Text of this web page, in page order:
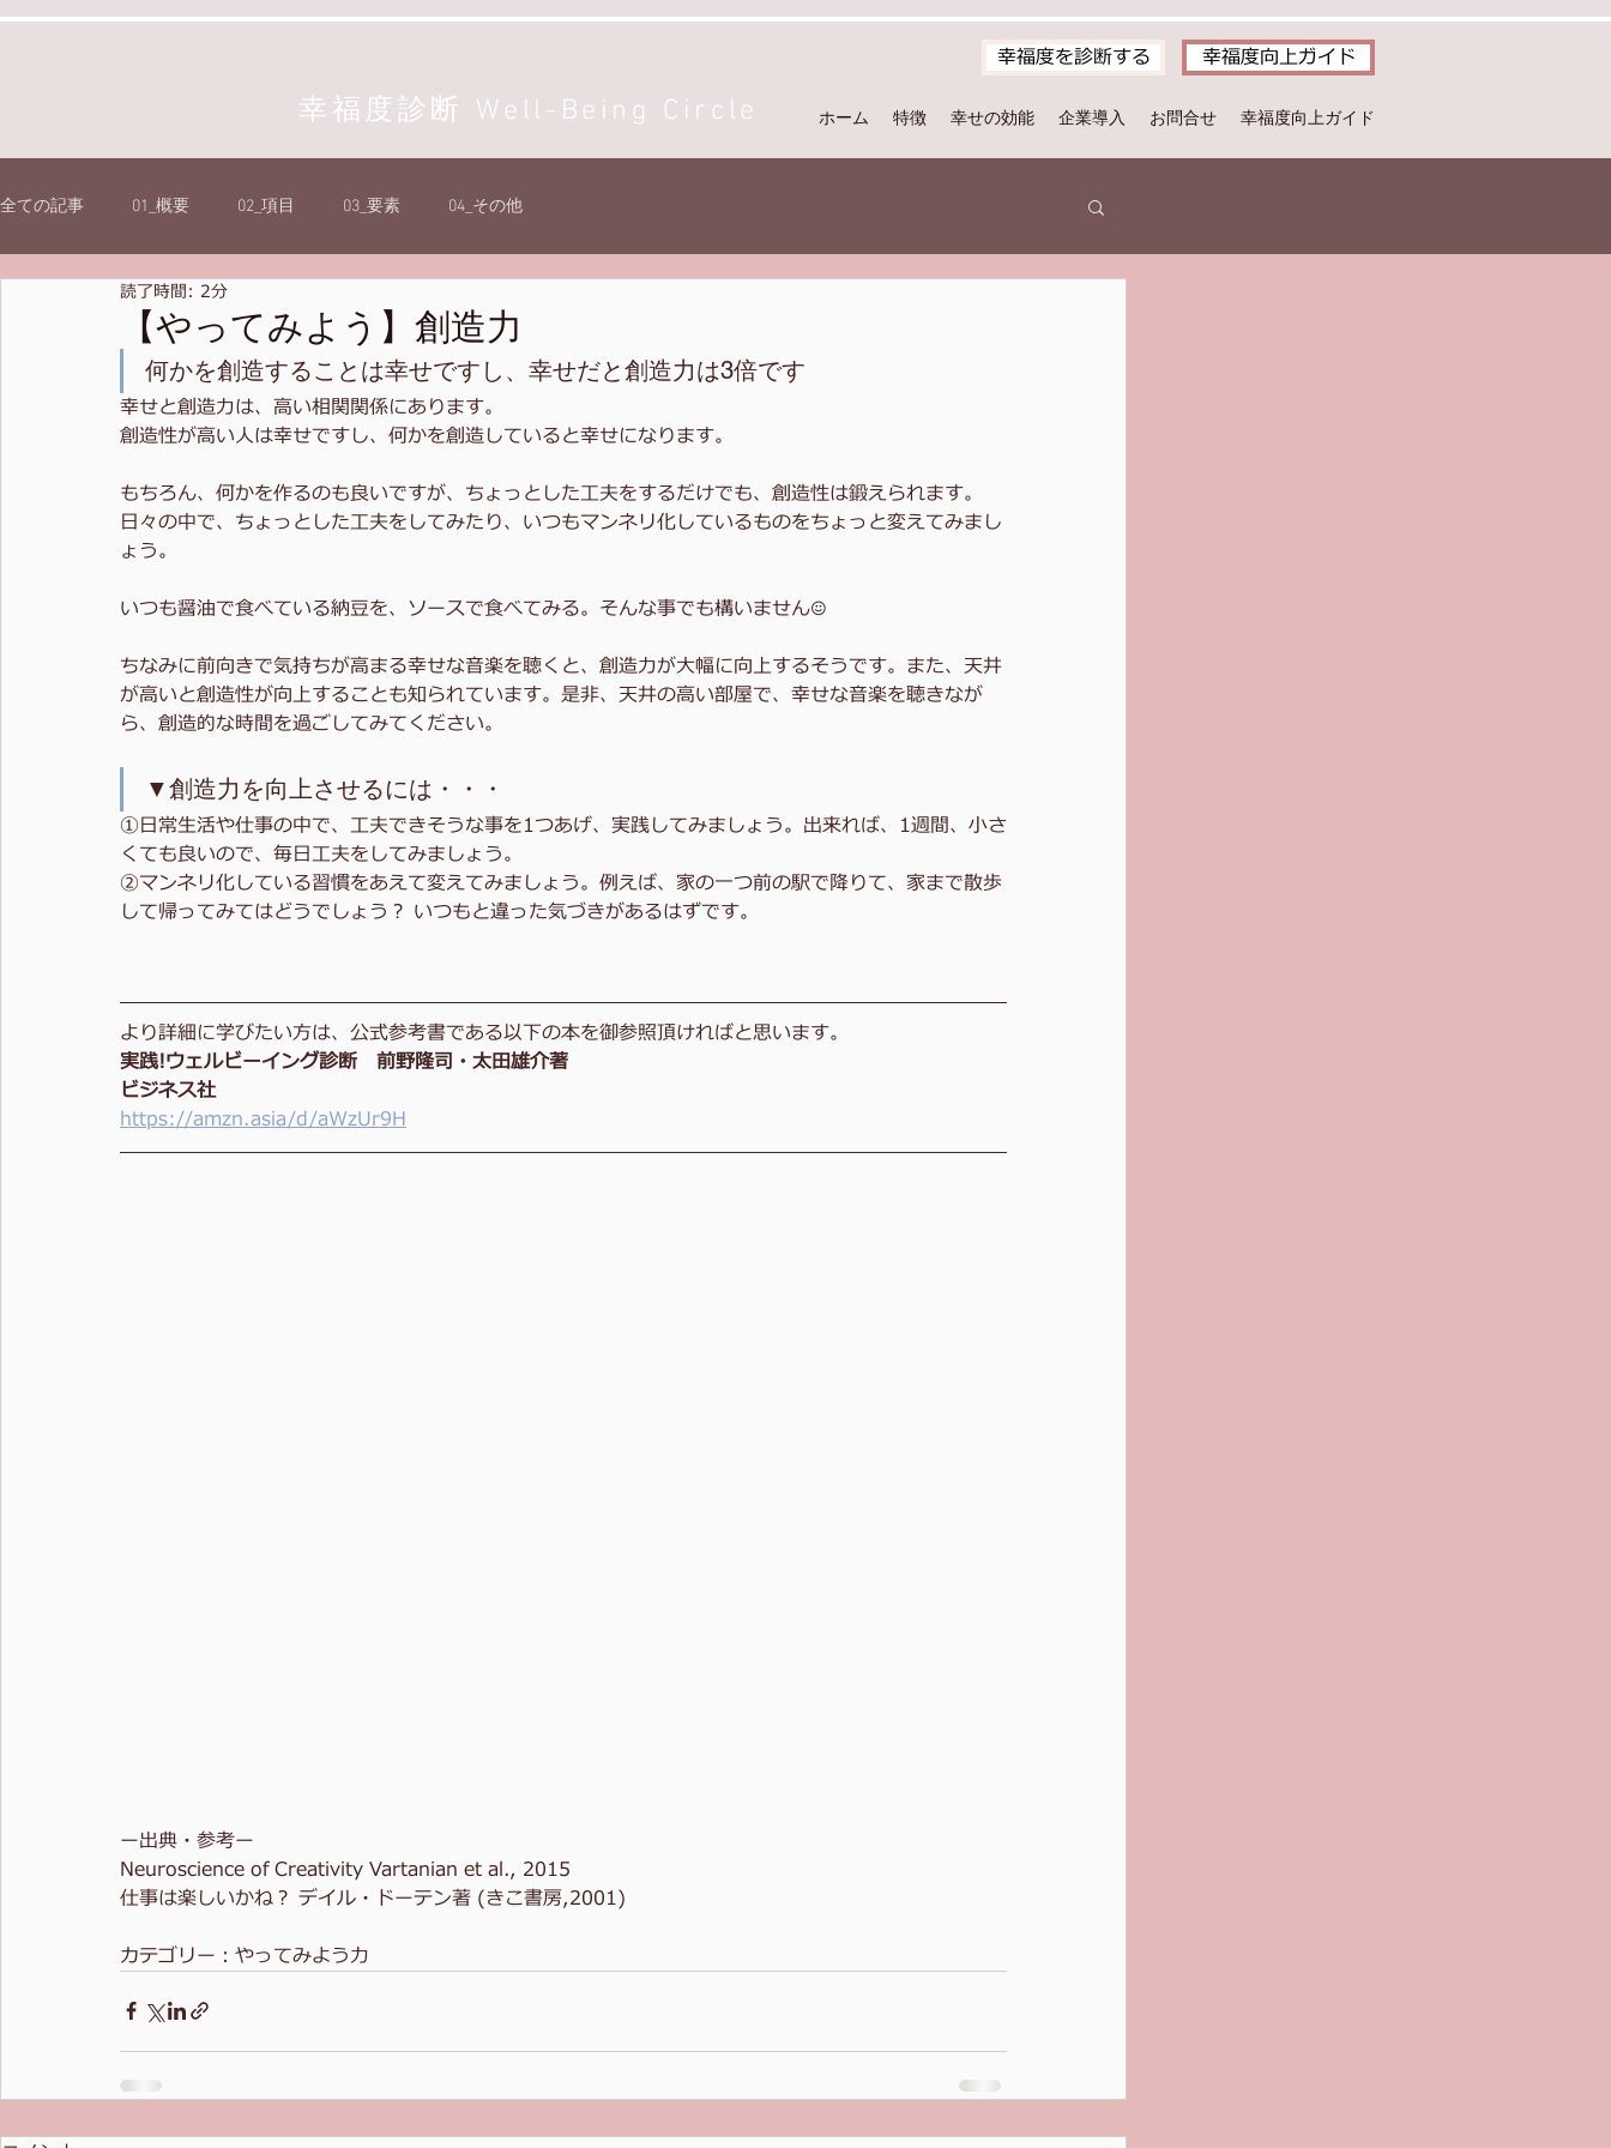
幸福度を診断する 幸福度向上ガイド
幸福度診断 Well-Being Circle ホーム 特徴 幸せの効能 企業導入 お問合せ 幸福度向上ガイド
全ての記事 01_概要 02_項目 03_要素 04_その他
【やってみよう】創造力
読了時間: 2分
何かを創造することは幸せですし、幸せだと創造力は3倍です
幸せと創造力は、高い相関関係にあります。
創造性が高い人は幸せですし、何かを創造していると幸せになります。
もちろん、何かを作るのも良いですが、ちょっとした工夫をするだけでも、創造性は鍛えられます。
日々の中で、ちょっとした工夫をしてみたり、いつもマンネリ化しているものをちょっと変えてみまし
ょう。
いつも醤油で食べている納豆を、ソースで食べてみる。そんな事でも構いません☺️
ちなみに前向きで気持ちが高まる幸せな音楽を聴くと、創造力が大幅に向上するそうです。また、天井
が高いと創造性が向上することも知られています。是非、天井の高い部屋で、幸せな音楽を聴きなが
ら、創造的な時間を過ごしてみてください。
▼創造力を向上させるには・・・
①日常生活や仕事の中で、工夫できそうな事を1つあげ、実践してみましょう。出来れば、1週間、小さ
くても良いので、毎日工夫をしてみましょう。
②マンネリ化している習慣をあえて変えてみましょう。例えば、家の一つ前の駅で降りて、家まで散歩
して帰ってみてはどうでしょう？ いつもと違った気づきがあるはずです。
より詳細に学びたい方は、公式参考書である以下の本を御参照頂ければと思います。
実践!ウェルビーイング診断　前野隆司・太田雄介著
ビジネス社
https://amzn.asia/d/aWzUr9H
ー出典・参考ー
Neuroscience of Creativity Vartanian et al., 2015
仕事は楽しいかね？ デイル・ドーテン著 (きこ書房,2001)
カテゴリー：やってみよう力